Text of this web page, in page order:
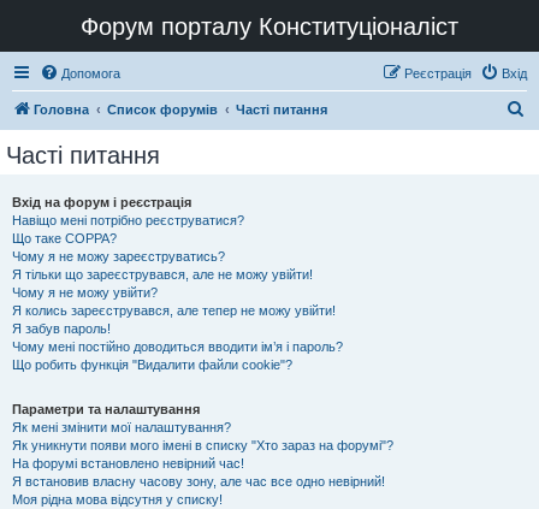
Форум порталу Конституціоналіст
Допомога Вхід
Реєстрація
Головна Список форумів Часті питання
Часті питання
Вхід на форум і реєстрація
Навіщо мені потрібно реєструватися?
Що таке COPPA?
Чому я не можу зареєструватись?
Я тільки що зареєструвався, але не можу увійти!
Чому я не можу увійти?
Я колись зареєструвався, але тепер не можу увійти!
Я забув пароль!
Чому мені постійно доводиться вводити ім’я і пароль?
Що робить функція "Видалити файли cookie"?
Параметри та налаштування
Як мені змінити мої налаштування?
Як уникнути появи мого імені в списку "Хто зараз на форумі"?
На форумі встановлено невірний час!
Я встановив власну часову зону, але час все одно невірний!
Моя рідна мова відсутня у списку!